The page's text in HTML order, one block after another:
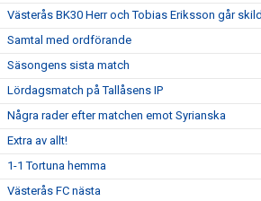
Västerås BK30 Herr och Tobias Eriksson går
Samtal med ordförande
Säsongens sista match
Lördagsmatch på Tallåsens IP
Några rader efter matchen emot Syrianska
Extra av allt!
1-1 Tortuna hemma
Västerås FC nästa